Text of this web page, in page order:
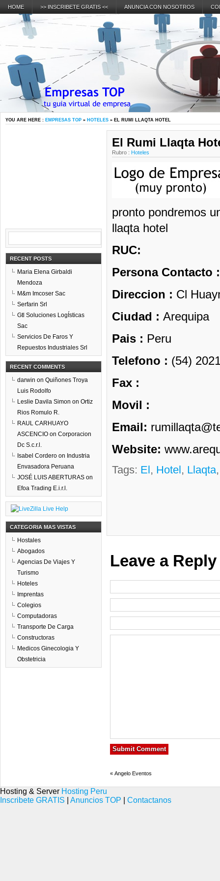
HOME >> INSCRIBETE GRATIS << ANUNCIA CON NOSOTROS
YOU ARE HERE : EMPRESAS TOP » HOTELES » EL RUMI LLAQTA HOTEL
El Rumi Llaqta
Rubro : Hoteles
pronto pondremos
llaqta hotel
RUC:
Persona Contacto :
Direccion : Cl
Ciudad : Arequipa
Pais : Peru
Telefono : (54)
Fax :
Movil :
Email:
Website:
Tags: El, Hotel, Llaqta
Leave a Reply
«Angelo Eventos
RECENT POSTS
Maria Elena Girbaldi
Mendoza
M&m Imcoser Sac
Serfarin Srl
Gtl Soluciones LogÍsticas
Sac
Servicios De Faros Y
Repuestos Industriales Srl
RECENT COMMENTS
darwin on Quiñones Troya
Luis Rodolfo
Leslie Davila Simon on Ortiz
Rios Romulo R.
RAUL CARHUAYO
ASCENCIO on Corporacion
Dc S.c.r.l.
Isabel Cordero on Industria
Envasadora Peruana
JOSÉ LUIS ABERTURAS on
Efoa Trading E.i.r.l.
CATEGORIA MAS VISTAS
Hostales
Abogados
Agencias De Viajes Y
Turismo
Hoteles
Imprentas
Colegios
Computadoras
Transporte De Carga
Constructoras
Medicos Ginecologia Y
Obstetricia
Hosting & Server Hosting Peru
Inscribete GRATIS
Anuncios TOP Contactanos